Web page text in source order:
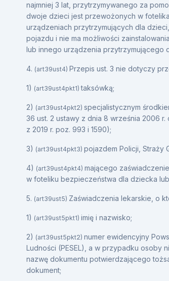
najmniej 3 lat, przytrzymywanego za
dwoje dzieci jest przewożonych w
urządzeniach przytrzymujących dla
pojazdu i nie ma możliwości
lub innego urządzenia przytrzymującego
4. (art39ust4) Przepis ust. 3 nie dotyczy
1) (art39ust4pkt1)taksówką;
2) (art39ust4pkt2) specjalistycznym
36 ust. 2 ustawy z dnia 8 września 2006
z 2019 r. poz. 993 i 1590);
3) (art39ust4pkt3) pojazdem Policji, Straży
4) (art39ust4pkt4) mającego
w foteliku bezpieczeństwa dla dziecka
5. (art39ust5) Zaświadczenia lekarskie, o
1) (art39ust5pkt1) imię i nazwisko;
2) (art39ust5pkt2) numer ewidencyjny
Ludności (PESEL), a w przypadku osoby
nazwę dokumentu potwierdzającego
dokument;